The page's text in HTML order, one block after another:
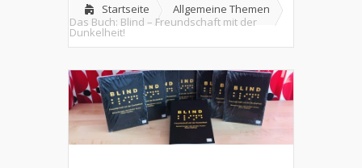
Startseite
Allgemeine Themen
Das Buch: Blind – Freundschaft mit der
Dunkelheit!